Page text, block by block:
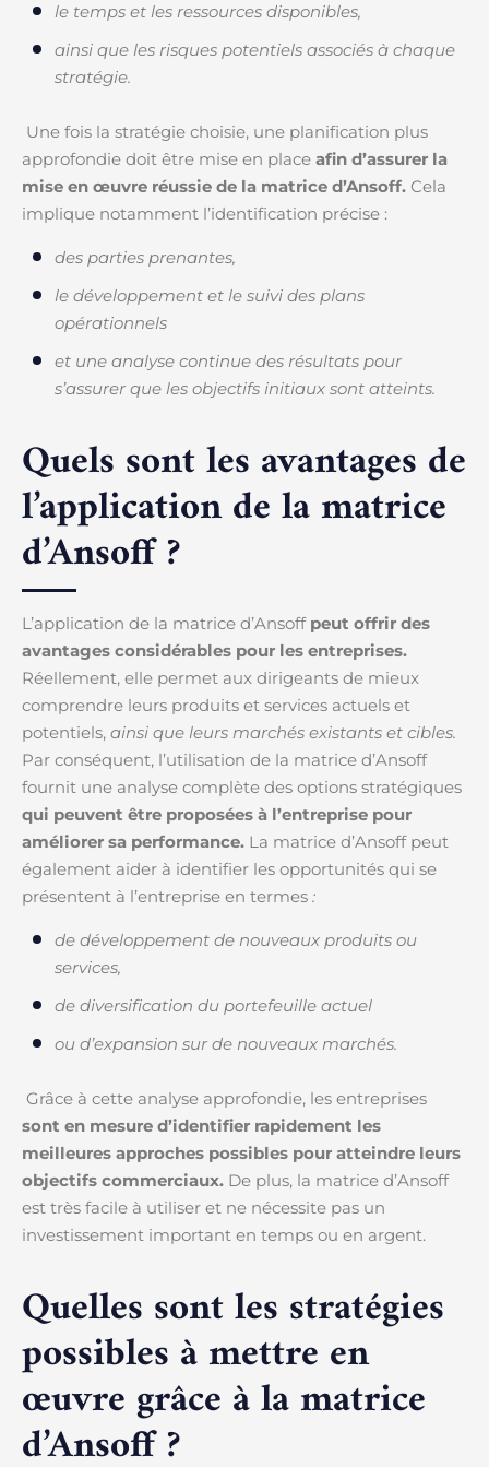
le temps et les ressources disponibles,
ainsi que les risques potentiels associés à chaque
stratégie.
Une fois la stratégie choisie, une planification plus
approfondie doit être mise en place afin d’assurer la
mise en œuvre réussie de la matrice d’Ansoff. Cela
implique notamment l’identification précise :
des parties prenantes,
le développement et le suivi des plans
opérationnels
et une analyse continue des résultats pour
s’assurer que les objectifs initiaux sont atteints.
Quels sont les avantages de
l’application de la matrice
d’Ansoff ?
L’application de la matrice d’Ansoff peut offrir des
avantages considérables pour les entreprises.
Réellement, elle permet aux dirigeants de mieux
comprendre leurs produits et services actuels et
potentiels, ainsi que leurs marchés existants et cibles.
Par conséquent, l’utilisation de la matrice d’Ansoff
fournit une analyse complète des options stratégiques
qui peuvent être proposées à l’entreprise pour
améliorer sa performance. La matrice d’Ansoff peut
également aider à identifier les opportunités qui se
présentent à l’entreprise en termes :
de développement de nouveaux produits ou
services,
de diversification du portefeuille actuel
ou d’expansion sur de nouveaux marchés.
Grâce à cette analyse approfondie, les entreprises
sont en mesure d’identifier rapidement les
meilleures approches possibles pour atteindre leurs
objectifs commerciaux. De plus, la matrice d’Ansoff
est très facile à utiliser et ne nécessite pas un
investissement important en temps ou en argent.
Quelles sont les stratégies
possibles à mettre en
œuvre grâce à la matrice
d’Ansoff ?